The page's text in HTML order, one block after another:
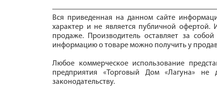
Вся приведенная на данном сайте
характер и не является публичной офертой.
продаже. Производитель оставляет за
информацию о товаре можно получить у
Любое коммерческое использование
предприятия «Торговый Дом «Лагуна» не
законодательству.